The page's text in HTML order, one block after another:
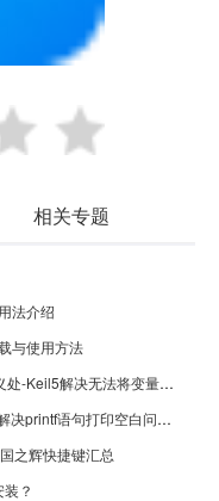
相关专题
法介绍
与使用方法
Keil5怎么解决无法将变量或函数Go To到定义处-Keil5解决无法将变量或函数Go To到定义处的方法
Keil5怎么解决printf语句打印空白问题-Keil5解决printf语句打印空白问题的方法
之辉快捷键汇总
？